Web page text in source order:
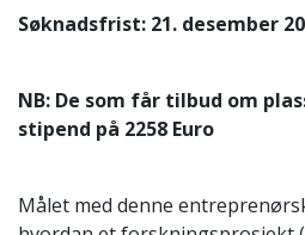
Søknadsfrist: 21. desember
NB: De som får tilbud om
stipend på 2258 Euro
Målet med denne